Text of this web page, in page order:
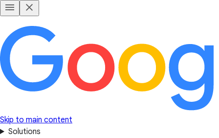
Skip to main content
Solutions